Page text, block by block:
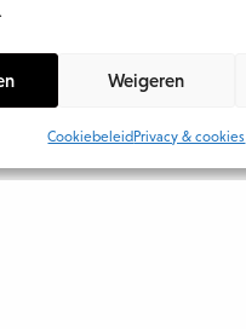
Weigeren
Cookiebeleid Privacy & cookies